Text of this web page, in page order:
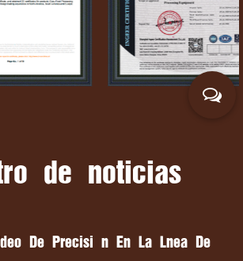
de noticias
De Precisión En La Línea De